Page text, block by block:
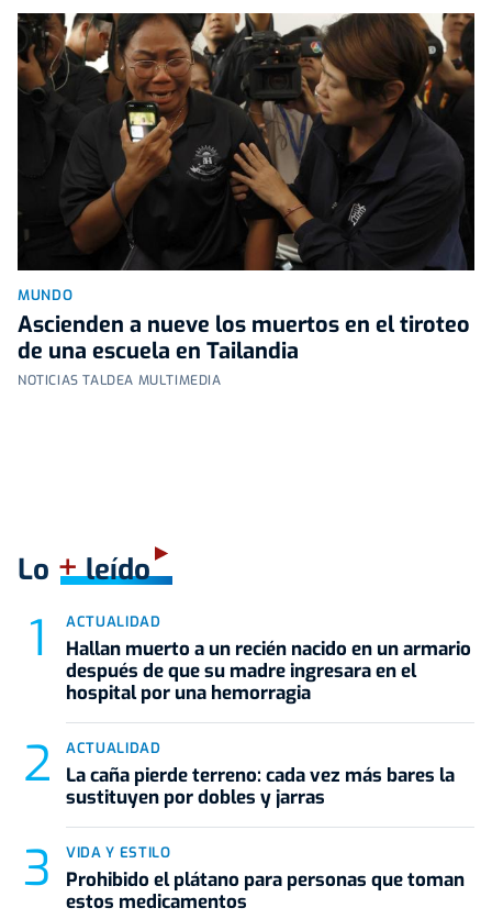
MUNDO
Ascienden a nueve los muertos en el tiroteo
de una escuela en Tailandia
NOTICIAS TALDEA MULTIMEDIA
Lo +leído
ACTUALIDAD
Hallan muerto a un recién nacido en un armario
después de que su madre ingresara en el
hospital por una hemorragia
ACTUALIDAD
La caña pierde terreno: cada vez más bares la
sustituyen por dobles y jarras
VIDA Y ESTILO
Prohibido el plátano para personas que toman
estos medicamentos